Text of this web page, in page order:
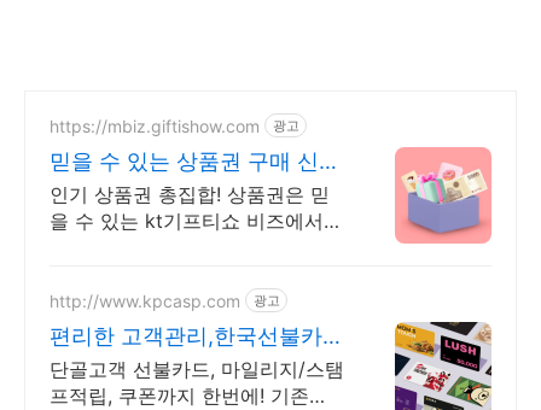
https://mbiz.giftishow.com 광고
믿을 수 있는 상품권 구매 신규
고객 100% 상품혜택!
인기 상품권 총집합! 상품권은 믿
을 수 있는 kt기프티쇼 비즈에서
품 구성, 최대 12%할인!
http://www.kpcasp.com 광고
편리한 고객관리,한국선불카드
매출상승 비결!
단골고객 선불카드, 마일리지/스탬
프적립, 쿠폰까지 한번에! 기존